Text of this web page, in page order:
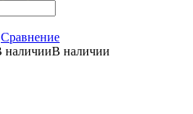
Сравнение
В наличии